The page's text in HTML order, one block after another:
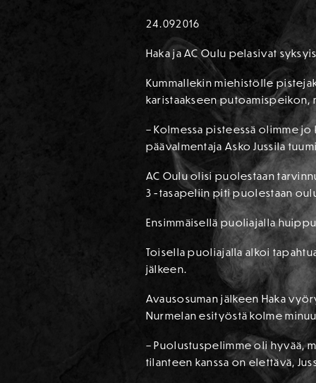
24.092016
Haka ja AC Oulu pelasivat
Kummallekin miehistölle
karistaakseen putoamispeikon,
– Kolmessa pisteessä olimme
päävalmentaja Asko Jussila
AC Oulu olisi puolestaan
3 -tasapeliin piti puolestaan
Ensimmäisellä puoliajalla
Toisella puoliajalla alkoi
jälkeen.
Avausosuman jälkeen Haka
Nurmelan esityöstä kolme
– Puolustuspelimme oli hyvää,
tilanteen kanssa on elettävä,